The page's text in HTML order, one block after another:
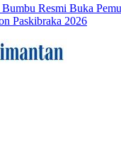
Resmi Buka
Paskibraka 2026